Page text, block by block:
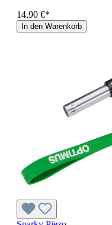
14,90 €*
In den Warenkorb